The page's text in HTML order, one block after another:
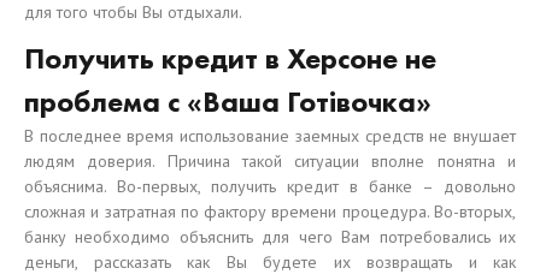
для того чтобы Вы отдыхали.
Получить кредит в Херсоне не
проблема с «Ваша Готівочка»
В последнее время использование заемных средств не внушает
людям доверия. Причина такой ситуации вполне понятна и
объяснима. Во-первых, получить кредит в банке – довольно
сложная и затратная по фактору времени процедура. Во-вторых,
банку необходимо объяснить для чего Вам потребовались их
деньги, рассказать как Вы будете их возвращать и как